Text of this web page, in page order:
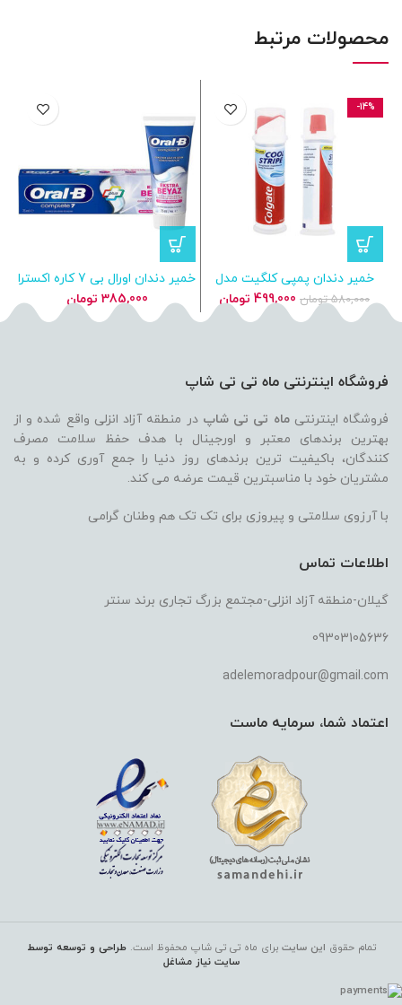
محصولات مرتبط
-14%
خمیر دندان پمپی کلگیت مدل
جرم‌ گیر پمپی 100 میل
580,000 تومان قیمت
اصلی
499,000 تومان
فعلی
خمیر دندان اورال بی 7 کاره اکسترا
وایت حجم 75 میل Oral_B
Complete 7 Plus Extra White
385,000 تومان
فروشگاه اینترنتی ماه تی تی شاپ
فروشگاه اینترنتیماه تی تی شاپ در منطقه آزاد انزلی واقع شده و از
بهترین برندهای معتبر و اورجینال با هدف حفظ سلامت مصرف
کنندگان، باکیفیت ترین برندهای روز دنیا را جمع آوری کرده و به
مشتریان خود با مناسبترین قیمت عرضه می کند.
با آرزوی سلامتی و پیروزی برای تک تک هم وطنان گرامی
اطلاعات تماس
گیلان-منطقه آزاد انزلی-مجتمع بزرگ تجاری برند سنتر
09303105636
adelemoradpour@gmail.com
اعتماد شما، سرمایه ماست
تمام حقوق این سایتبرای ماه تی تی شاپ محفوظ است.طراحی و توسعه توسط
سایت نیاز مشاغل